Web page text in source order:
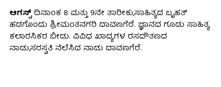
ಆಗಸ್ಟ್ದಿನಾಂಕ 8 ಮತ್ತು 9ನೇ ತಾರೀಕು,ಸಾಹಿತ್ಯದ ಬೃಹತ್
ಹಡಗೊಂದು ಶ್ರೀಮಂತನಗರಿ ದಾವಣಗೆರೆ. ಜ್ಞಾನದ ಗೂಡು ಸಾಹಿತ್ಯ
ಕಲಾರಸಿಕರ ಬೀಡು. ವಿವಿಧ ಖಾದ್ಯಗಳ ರಸದೌತಣದ
ನಾಡು,ಸರಸ್ವತಿ ನೆಲೆಸಿದ ನಾಡು ದಾವಣಗೆರೆ.